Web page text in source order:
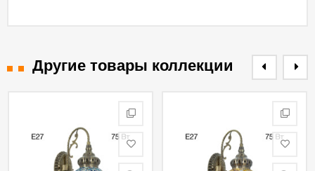
Другие товары коллекции